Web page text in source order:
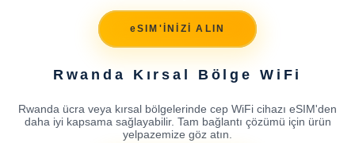
eSIM'İNİZİ ALIN
Rwanda Kırsal Bölge WiFi
Rwanda ücra veya kırsal bölgelerinde cep WiFi cihazı eSIM'den
daha iyi kapsama sağlayabilir. Tam bağlantı çözümü için ürün
yelpazemize göz atın.